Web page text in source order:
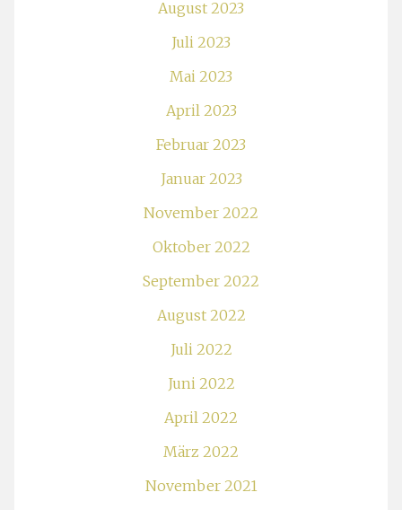
August 2023
Juli 2023
Mai 2023
April 2023
Februar 2023
Januar 2023
November 2022
Oktober 2022
September 2022
August 2022
Juli 2022
Juni 2022
April 2022
März 2022
November 2021